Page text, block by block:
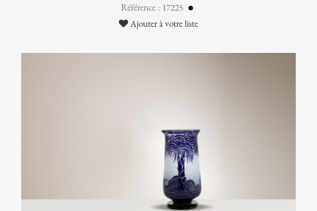
Référence : 17225
Ajouter à votre liste